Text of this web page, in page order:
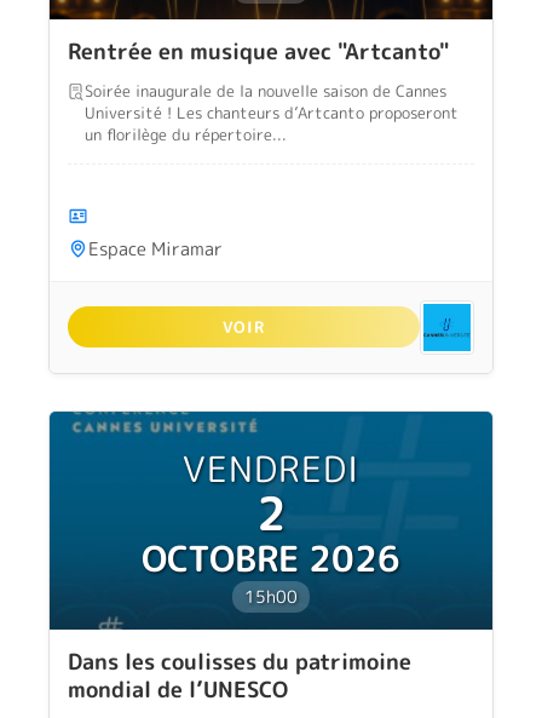
Rentrée en musique avec "Artcanto"
Soirée inaugurale de la nouvelle saison de Cannes
Université ! Les chanteurs d’Artcanto proposeront
un florilège du répertoire...
Espace Miramar
VOIR
VENDREDI
2
OCTOBRE 2026
15h00
Dans les coulisses du patrimoine
mondial de l’UNESCO